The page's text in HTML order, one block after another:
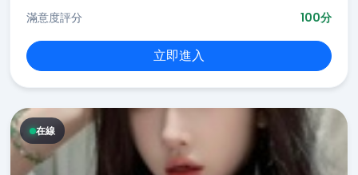
滿意度評分
100分
立即進入
在線